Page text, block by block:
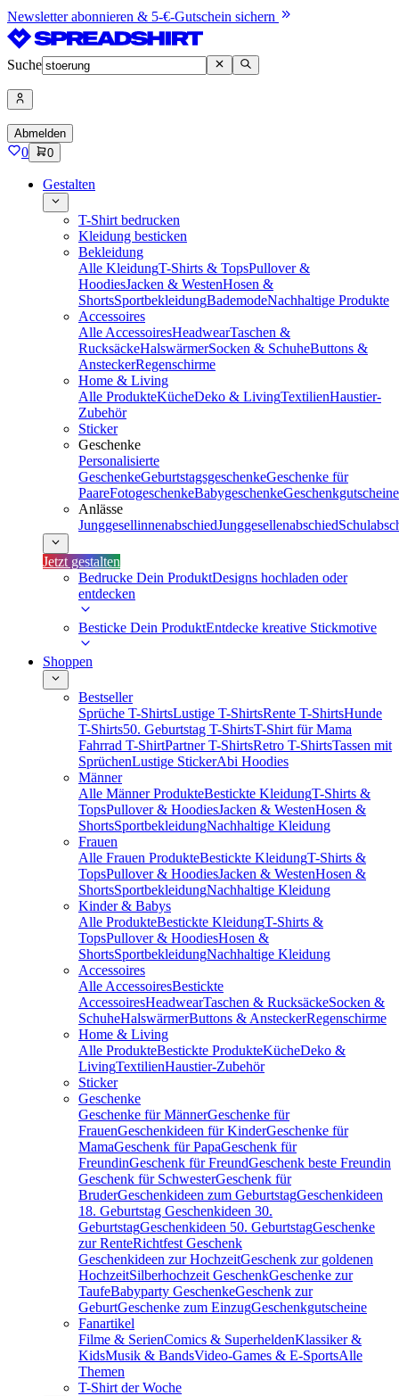
Newsletter abonnieren & 5-€-Gutschein sichern
Suche
Abmelden
0 0
Gestalten
T-Shirt bedrucken
Kleidung besticken
Bekleidung
Alle KleidungT-Shirts & TopsPullover &
HoodiesJacken & WestenHosen &
ShortsSportbekleidungBademodeNachhaltige Produkte
Accessoires
Alle AccessoiresHeadwearTaschen &
RucksäckeHalswärmerSocken & SchuheButtons &
AnsteckerRegenschirme
Home & Living
Alle ProdukteKücheDeko & LivingTextilienHaustier-
Zubehör
Sticker
Geschenke
Personalisierte
GeschenkeGeburtstagsgeschenkeGeschenke für
PaareFotogeschenkeBabygeschenkeGeschenkgutscheine
Anlässe
JunggesellinnenabschiedJunggesellenabschied
Jetzt gestalten
Bedrucke Dein ProduktDesigns hochladen oder
entdecken
Besticke Dein ProduktEntdecke kreative Stickmotive
Shoppen
Bestseller
Sprüche T-ShirtsLustige T-ShirtsRente T-ShirtsHunde
T-Shirts50. Geburtstag T-ShirtsT-Shirt für Mama
Fahrrad T-ShirtPartner T-ShirtsRetro T-ShirtsTassen mit
SprüchenLustige StickerAbi Hoodies
Männer
Alle Männer ProdukteBestickte KleidungT-Shirts &
TopsPullover & HoodiesJacken & WestenHosen &
ShortsSportbekleidungNachhaltige Kleidung
Frauen
Alle Frauen ProdukteBestickte KleidungT-Shirts &
TopsPullover & HoodiesJacken & WestenHosen &
ShortsSportbekleidungNachhaltige Kleidung
Kinder & Babys
Alle ProdukteBestickte KleidungT-Shirts &
TopsPullover & HoodiesHosen &
ShortsSportbekleidungNachhaltige Kleidung
Accessoires
Alle AccessoiresBestickte
AccessoiresHeadwearTaschen & RucksäckeSocken &
SchuheHalswärmerButtons & AnsteckerRegenschirme
Home & Living
Alle ProdukteBestickte ProdukteKücheDeko &
LivingTextilienHaustier-Zubehör
Sticker
Geschenke
Geschenke für MännerGeschenke für
FrauenGeschenkideen für KinderGeschenke für
MamaGeschenk für PapaGeschenk für
FreundinGeschenk für FreundGeschenk beste Freundin
Geschenk für SchwesterGeschenk für
BruderGeschenkideen zum GeburtstagGeschenkideen
18. Geburtstag Geschenkideen 30.
GeburtstagGeschenkideen 50. GeburtstagGeschenke
zur RenteRichtfest Geschenk
Geschenkideen zur HochzeitGeschenk zur goldenen
HochzeitSilberhochzeit GeschenkGeschenke zur
TaufeBabyparty GeschenkeGeschenk zur
GeburtGeschenke zum EinzugGeschenkgutscheine
Fanartikel
Filme & SerienComics & SuperheldenKlassiker &
KidsMusik & BandsVideo-Games & E-SportsAlle
Themen
T-Shirt der Woche